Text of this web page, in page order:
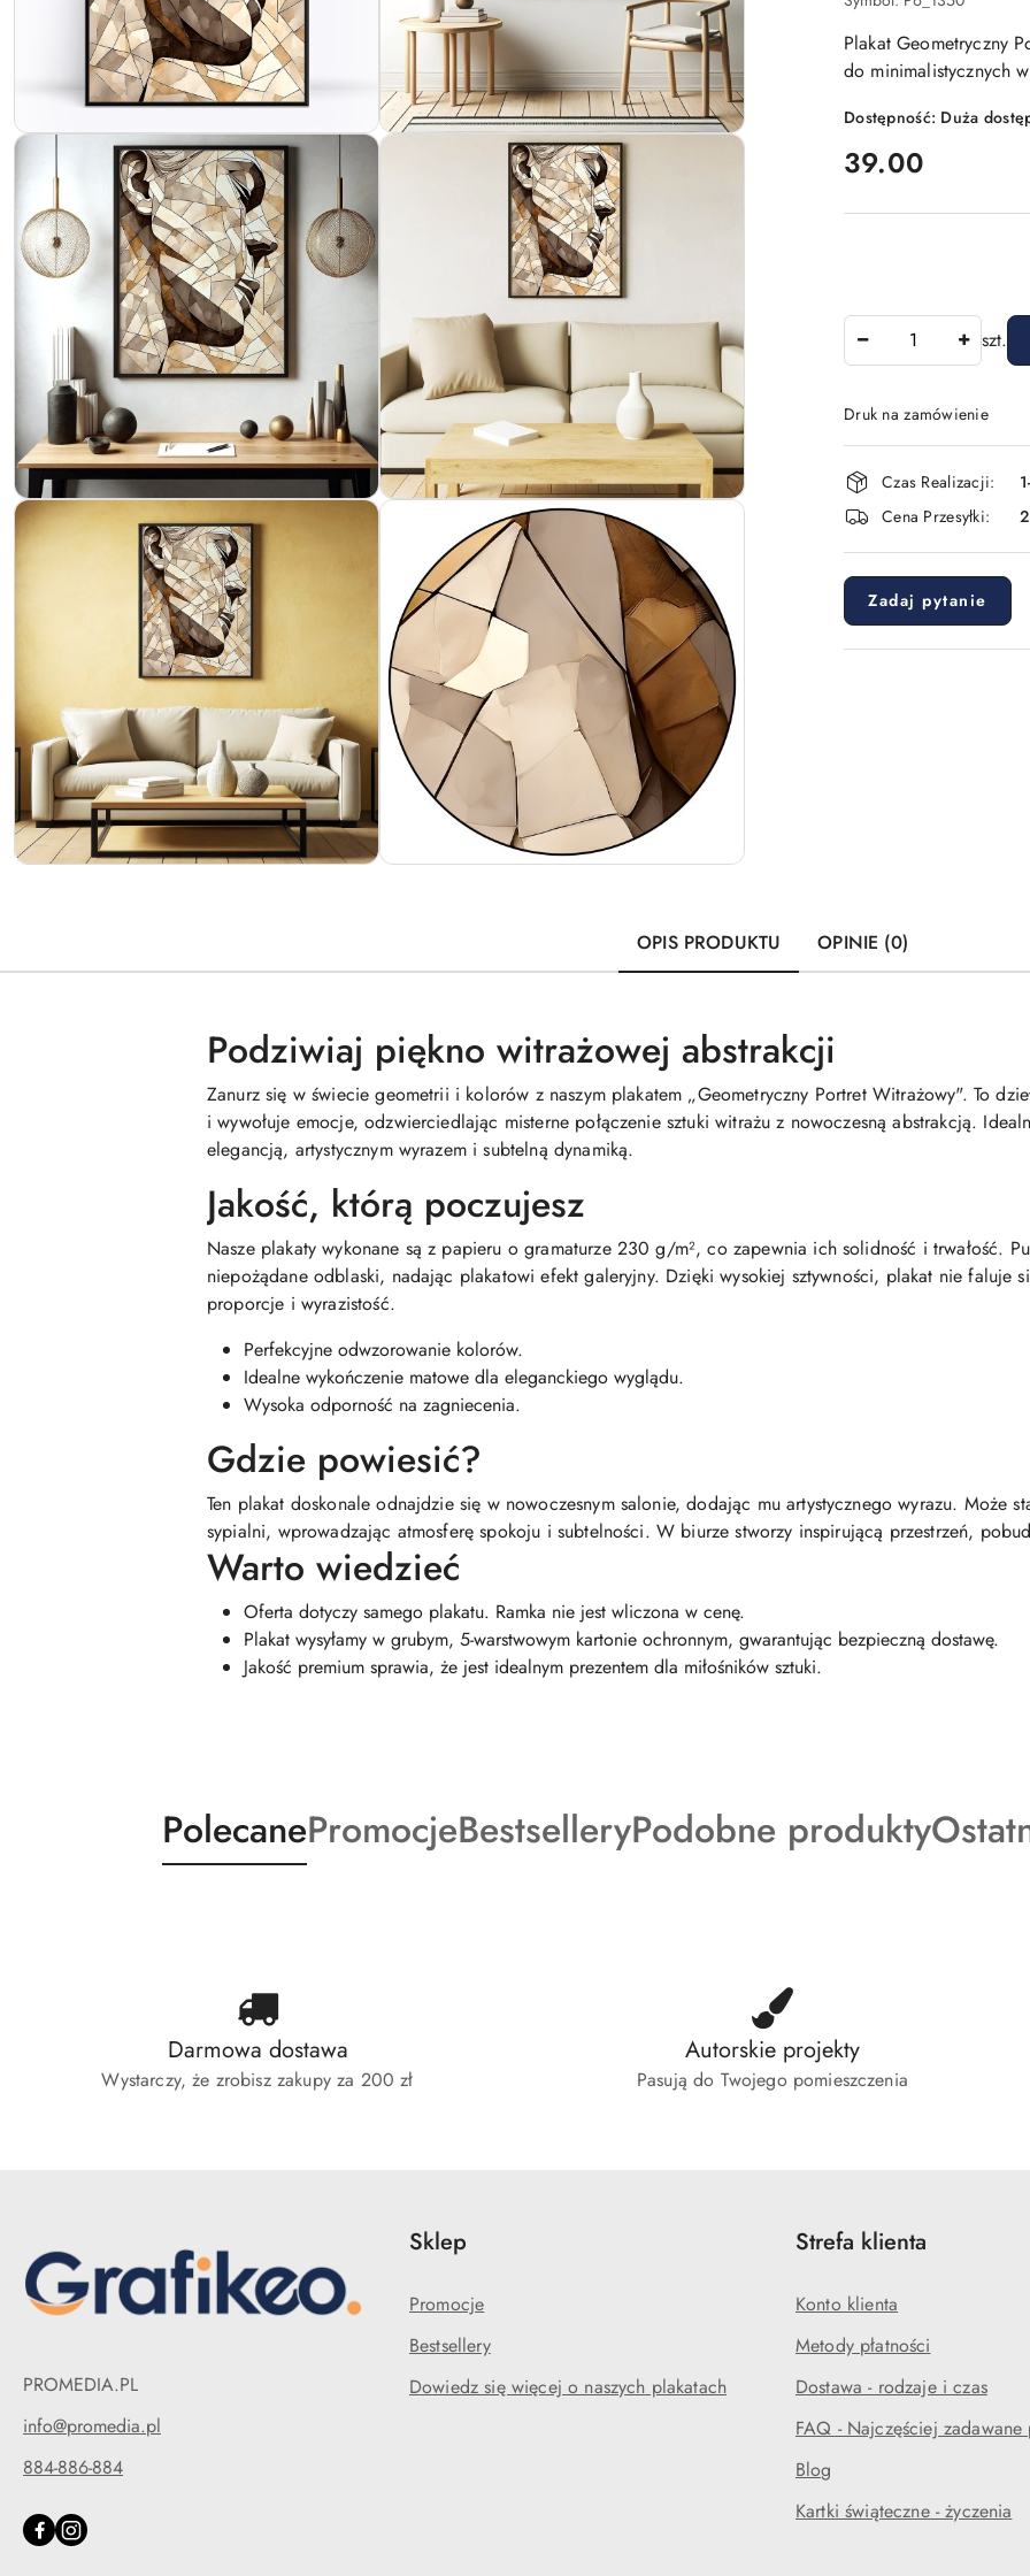
Plakat Geometryczny
do minimalistycznych
Dostępność: Duża
cena:
39.00
szt.
Druk na zamówienie
Dostępność
i
dostawa
Czas Realizacji:
Cena Przesyłki:
Zadaj pytanie
OPIS PRODUKTU OPINIE (0)
Podziwiaj piękno witrażowej abstrakcji
Zanurz się w świecie geometrii i kolorów z naszym plakatem „Geometryczny Portret Witrażowy". To
i wywołuje emocje, odzwierciedlając misterne połączenie sztuki witrażu z nowoczesną abstrakcją.
elegancją, artystycznym wyrazem i subtelną dynamiką.
Jakość, którą poczujesz
Nasze plakaty wykonane są z papieru o gramaturze 230 g/m², co zapewnia ich solidność i trwałość.
niepożądane odblaski, nadając plakatowi efekt galeryjny. Dzięki wysokiej sztywności, plakat nie faluje
proporcje i wyrazistość.
Perfekcyjne odwzorowanie kolorów.
Idealne wykończenie matowe dla eleganckiego wyglądu.
Wysoka odporność na zagniecenia.
Gdzie powiesić?
Ten plakat doskonale odnajdzie się w nowoczesnym salonie, dodając mu artystycznego wyrazu. Może
sypialni, wprowadzając atmosferę spokoju i subtelności. W biurze stworzy inspirującą przestrzeń,
Warto wiedzieć
Oferta dotyczy samego plakatu. Ramka nie jest wliczona w cenę.
Plakat wysyłamy w grubym, 5-warstwowym kartonie ochronnym, gwarantując bezpieczną dostawę.
Jakość premium sprawia, że jest idealnym prezentem dla miłośników sztuki.
Pomiń karuzelę produktów
Produkty
o
PolecaneProdukty
o
PromocjeProdukty
BestselleryProdukty
Podobne produkty
Darmowa dostawa
Wystarczy, że zrobisz zakupy za 200 zł
Autorskie projekty
Pasują do Twojego pomieszczenia
PROMEDIA.PL
info@promedia.pl
884-886-884
Sklep
Promocje
Bestsellery
Dowiedz się więcej o naszych plakatach
Strefa klienta
Konto klienta
Metody płatności
Dostawa - rodzaje i czas
FAQ - Najczęściej zadawane
Blog
Kartki świąteczne - życzenia